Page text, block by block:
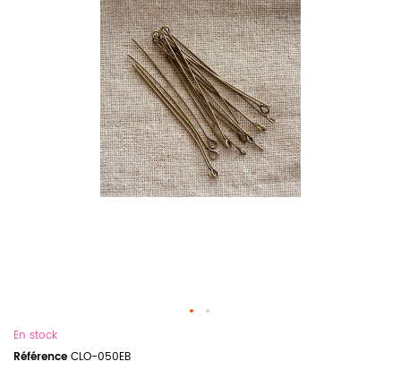
En stock
Référence CLO-050EB